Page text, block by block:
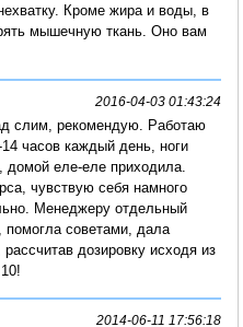
Кроме жира и воды, в
мышечную ткань. Оно вам
2016-04-03 01:43:24
слим, рекомендую. Работаю
часов каждый день, ноги
домой еле-еле приходила.
чувствую себя намного
Менеджеру отдельный
помогла советами, дала
дозировку исходя из
2014-06-11 17:56:18